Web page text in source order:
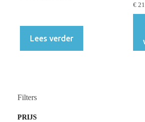
Lees verder
€
Filters
PRIJS